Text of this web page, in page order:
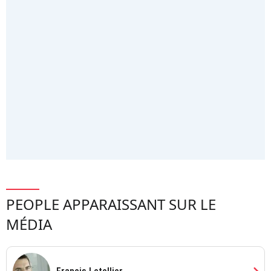
PEOPLE APPARAISSANT SUR LE
MÉDIA